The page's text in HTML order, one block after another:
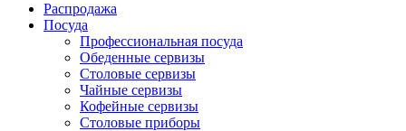
Распродажа
Посуда
Профессиональная посуда
Обеденные сервизы
Столовые сервизы
Чайные сервизы
Кофейные сервизы
Столовые приборы